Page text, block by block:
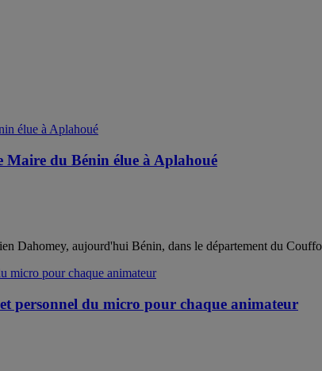
Maire du Bénin élue à Aplahoué
Dahomey, aujourd'hui Bénin, dans le département du
personnel du micro pour chaque animateur